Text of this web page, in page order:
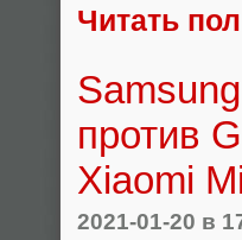
Читать
против
Xiaomi
2021-01-20 в